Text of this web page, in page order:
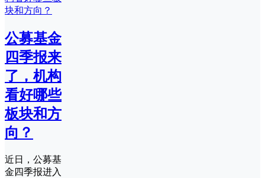
公募基金
四季报来
了，机构
看好哪些
板块和方
向？
近日，公募基
金四季报进入